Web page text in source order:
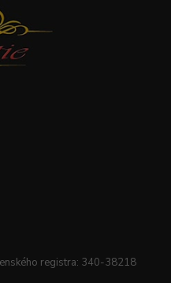
registra: 340-38218